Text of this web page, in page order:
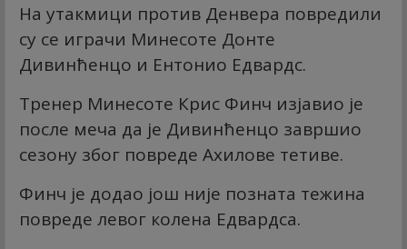
На утакмици против Денвера повредили
су се играчи Минесоте Донте
Дивинћенцо и Ентонио Едвардс.
Тренер Минесоте Крис Финч изјавио је
после меча да је Дивинћенцо завршио
сезону због повреде Ахилове тетиве.
Финч је додао још није позната тежина
повреде левог колена Едвардса.